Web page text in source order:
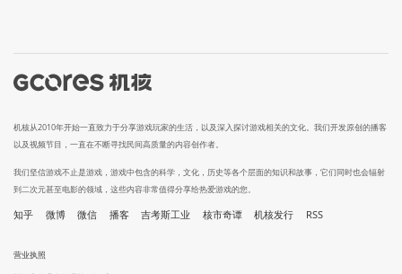
机核从2010年开始一直致力于分享游戏玩家的生活，以及深入探讨游戏相关的文化。我们开发原创的播客
以及视频节目，一直在不断寻找民间高质量的内容创作者。
我们坚信游戏不止是游戏，游戏中包含的科学，文化，历史等各个层面的知识和故事，它们同时也会辐射
到二次元甚至电影的领域，这些内容非常值得分享给热爱游戏的您。
知乎 微博 微信 播客 吉考斯工业 核市奇谭 机核发行 RSS
营业执照